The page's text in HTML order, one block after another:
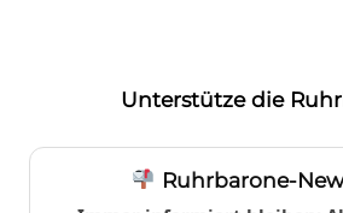
Unterstütze die
Ruhrbarone-